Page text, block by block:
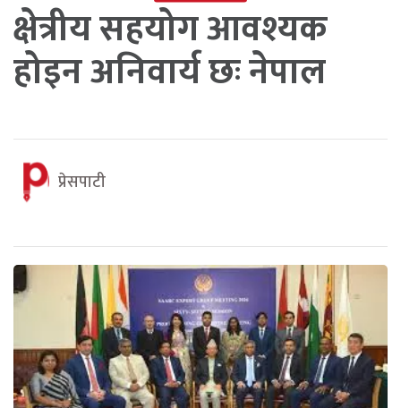
क्षेत्रीय सहयोग आवश्यक
होइन अनिवार्य छः नेपाल
प्रेसपाटी